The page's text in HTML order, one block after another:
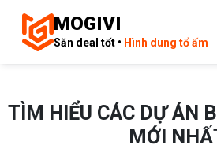
MOGIVI
Săn deal tốt • Hình dung tổ ấm
TÌM HIỂU CÁC DỰ ÁN
MỚI